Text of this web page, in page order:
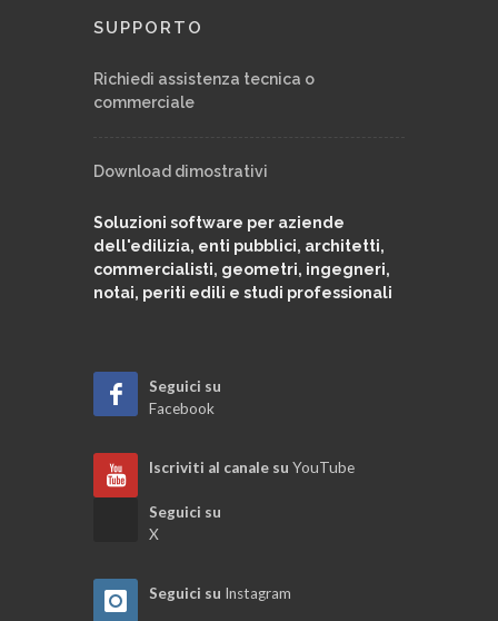
SUPPORTO
Richiedi assistenza tecnica o
commerciale
Download dimostrativi
Soluzioni software per aziende
dell'edilizia, enti pubblici, architetti,
commercialisti, geometri, ingegneri,
notai, periti edili e studi professionali
Seguici su
Facebook
Iscriviti al canale su YouTube
Seguici su
X
Seguici su Instagram